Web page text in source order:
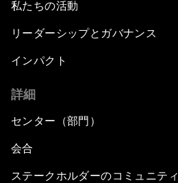
私たちの活動
リーダーシップとガバナンス
インパクト
詳細
センター（部門）
会合
ステークホルダーのコミュニティ